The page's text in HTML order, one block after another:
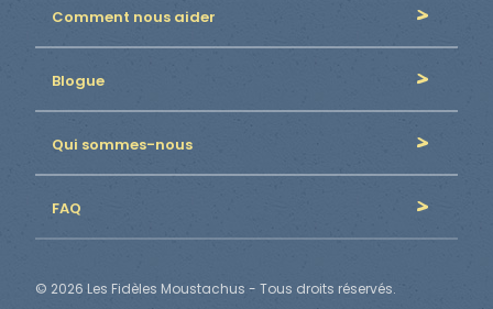
Comment nous aider
Blogue
Qui sommes-nous
FAQ
© 2026 Les Fidèles Moustachus - Tous droits réservés.